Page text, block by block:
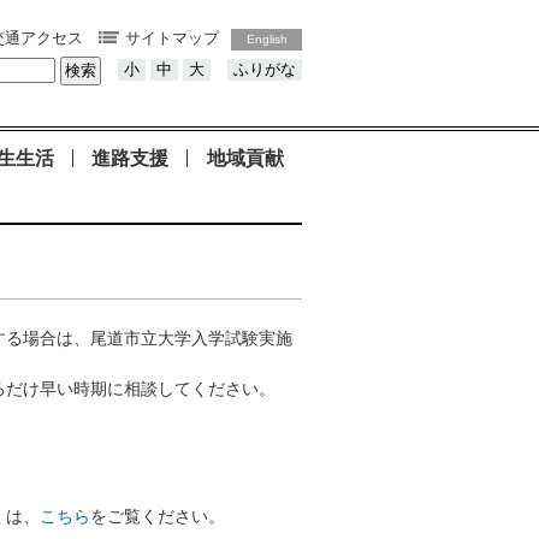
通アクセス サイトマップ English
小 中 大 ふりがな
生活 進路支援 地域貢献
場合は、尾道市立大学入学試験実施
け早い時期に相談してください。
、 こちらをご覧ください。